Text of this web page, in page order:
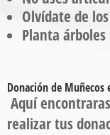
Olvídate de
Planta árboles
Donación de Muñecos
Aquí
realizar tus